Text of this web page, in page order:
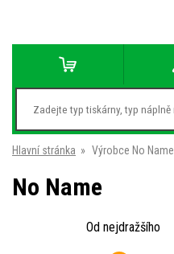
Hlavní stránka » Výrobce No Name
No Name
Od nejdražšího